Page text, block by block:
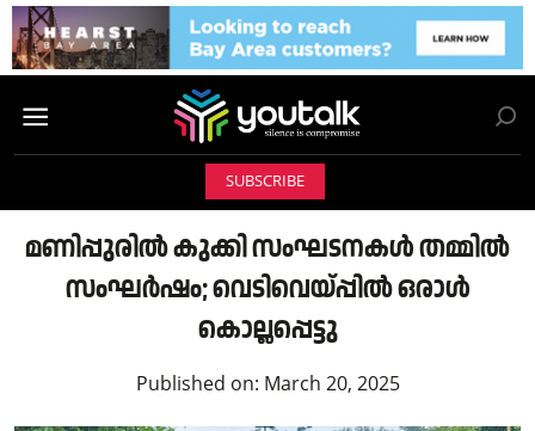
SUBSCRIBE
മണിപ്പുരില്‍ കുക്കി സംഘടനകള്‍ തമ്മില്‍
സംഘര്‍ഷം; വെടിവെയ്പ്പില്‍ ഒരാള്‍
കൊല്ലപ്പെട്ടു
Published on: March 20, 2025